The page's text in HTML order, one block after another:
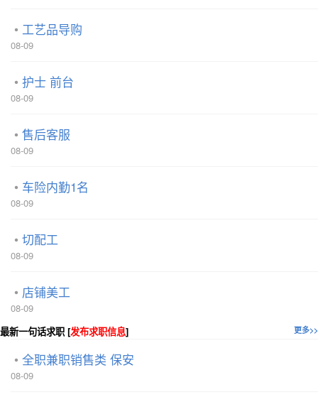
工艺品导购
08-09
护士 前台
08-09
售后客服
08-09
车险内勤1名
08-09
切配工
08-09
店铺美工
08-09
更多>>
最新一句话求职 [发布求职信息]
全职兼职销售类 保安
08-09